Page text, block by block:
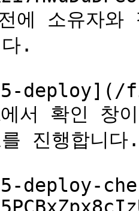
에 소유자와
.
서 확인 창
진행합니다.